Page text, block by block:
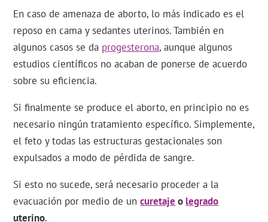
En caso de amenaza de aborto, lo más indicado es el
reposo en cama y sedantes uterinos. También en
algunos casos se da progesterona, aunque algunos
estudios científicos no acaban de ponerse de acuerdo
sobre su eficiencia.
Si finalmente se produce el aborto, en principio no es
necesario ningún tratamiento específico. Simplemente,
el feto y todas las estructuras gestacionales son
expulsados a modo de pérdida de sangre.
Si esto no sucede, será necesario proceder a la
evacuación por medio de uncuretaje o legrado
uterino.